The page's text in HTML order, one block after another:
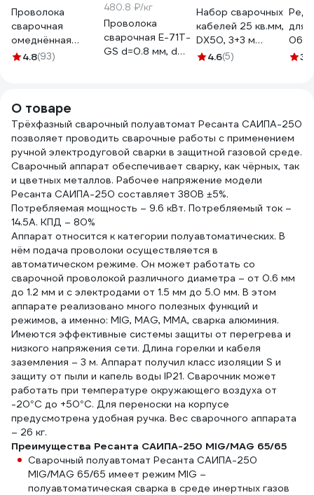
Проволока
сварочная
омеднённая
JQ.MG50-
4.8(93)
480.8 ₽/кг
Проволока
сварочная E-71T-
GS d=0.8 мм, d
Набор сварочных
кабелей 25 кв.мм,
DX50, 3+3 м
СВАРТОН
4.6(5)
для
3.7
О товаре
Трёхфазный сварочный полуавтомат Ресанта САИПА-250
позволяет проводить сварочные работы с применением
ручной электродуговой сварки в защитной газовой среде.
Сварочный аппарат обеспечивает сварку, как чёрных, так
и цветных металлов. Рабочее напряжение модели
Ресанта САИПА-250 составляет 380В ±5%.
Потребляемая мощность – 9.6 кВт. Потребляемый ток –
14.5А. КПД – 80%
Аппарат относится к категории полуавтоматических. В
нём подача проволоки осуществляется в
автоматическом режиме. Он может работать со
сварочной проволокой различного диаметра – от 0.6 мм
до 1.2 мм и с электродами от 1.5 мм до 5.0 мм. В этом
аппарате реализовано много полезных функций и
режимов, а именно: MIG, MAG, MMA, сварка алюминия.
Имеются эффективные системы защиты от перегрева и
низкого напряжения сети. Длина горелки и кабеля
заземления – 3 м. Аппарат получил класс изоляции S и
защиту от пыли и капель воды IP21. Сварочник может
работать при температуре окружающего воздуха от
-20°С до +50°С. Для переноски на корпусе
предусмотрена удобная ручка. Вес сварочного аппарата
– 26 кг.
Преимущества Ресанта САИПА-250 MIG/MAG 65/65
Сварочный полуавтомат Ресанта САИПА-250
MIG/MAG 65/65 имеет режим MIG –
полуавтоматическая сварка в среде инертных газов